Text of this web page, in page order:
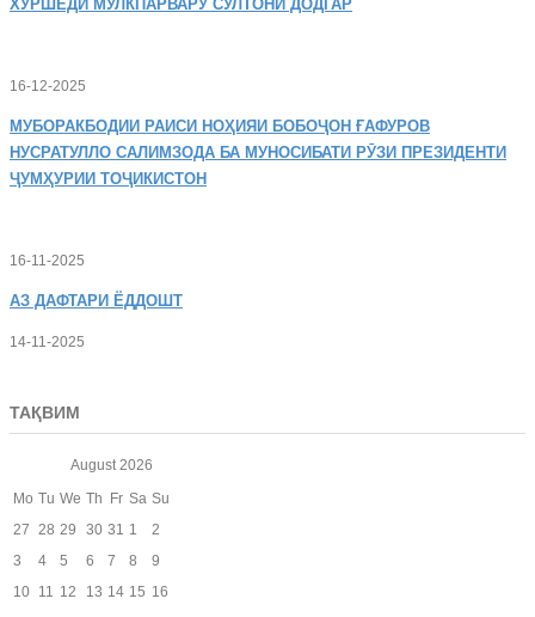
ХУРШЕДИ МУЛКПАРВАРУ СУЛТОНИ ДОДГАР
16-12-2025
МУБОРАКБОДИИ РАИСИ НОҲИЯИ БОБОҶОН ҒАФУРОВ
НУСРАТУЛЛО САЛИМЗОДА БА МУНОСИБАТИ РӮЗИ ПРЕЗИДЕНТИ
ҶУМҲУРИИ ТОҶИКИСТОН
16-11-2025
АЗ ДАФТАРИ ЁДДОШТ
14-11-2025
ТАҚВИМ
August 2026
Mo Tu We Th Fr Sa Su
27 28 29 30 31 1
2
3
4 5 6 7 8
9
10 11 12 13 14 15 16